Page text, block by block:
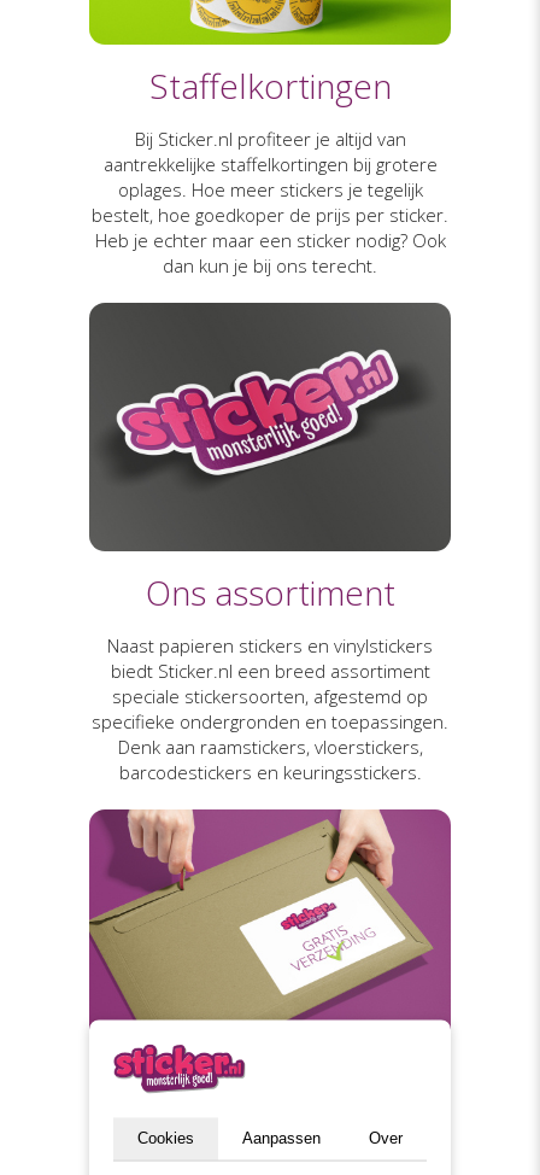
Staffelkortingen
Bij Sticker.nl profiteer je altijd van
aantrekkelijke staffelkortingen bij grotere
oplages. Hoe meer stickers je tegelijk
bestelt, hoe goedkoper de prijs per sticker.
Heb je echter maar een sticker nodig? Ook
dan kun je bij ons terecht.
Ons assortiment
Naast papieren stickers en vinylstickers
biedt Sticker.nl een breed assortiment
speciale stickersoorten, afgestemd op
specifieke ondergronden en toepassingen.
Denk aan raamstickers, vloerstickers,
barcodestickers en keuringsstickers.
Gratis verzending
Binnen Nederland en België versturen we
Cookies Aanpassen Over